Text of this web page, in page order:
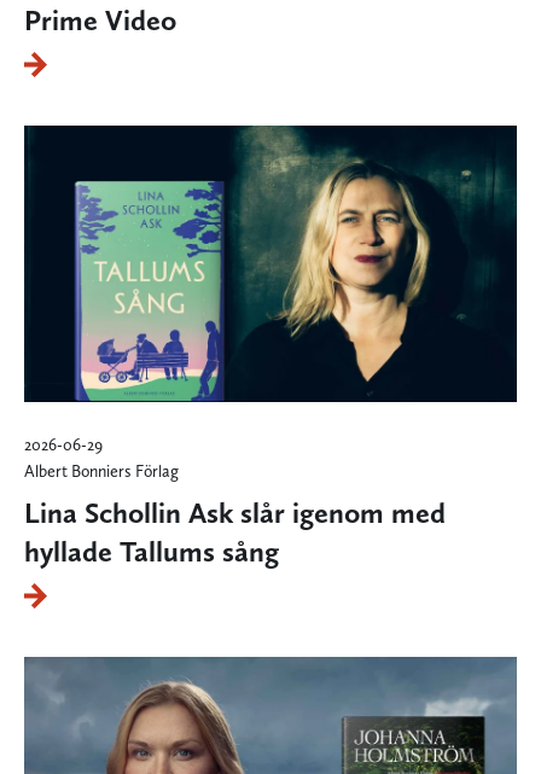
Prime Video
2026-06-29
Albert Bonniers Förlag
Lina Schollin Ask slår igenom med
hyllade Tallums sång